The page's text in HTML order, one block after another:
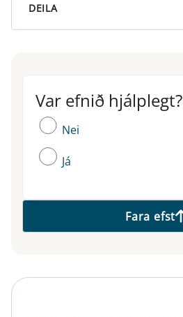
DEILA
Var efnið hjálplegt?
Var efnið hjálplegt?
Nei
Já
Fara efst